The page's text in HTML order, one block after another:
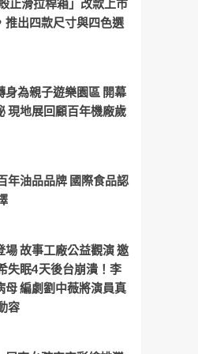
止滑拉桿箱」改款上市
推出四款尺寸與四色選
身為親子遊樂園區 開幕
現地展回顧百年機廠歲
年油品品牌 國際食品認
場 故事工廠公益觀演 邀
失眠4天後台崩潰！李
母 編劇劉中薇將演員真
容